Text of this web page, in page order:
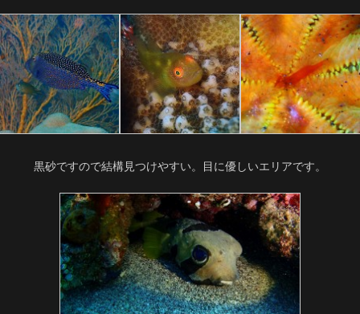
黒砂ですので結構見つけやすい。目に優しいエリアです。